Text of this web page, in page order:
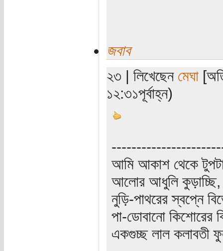
জবাব
২৩ | লিখেছেন মেঘা
১২:৩১পূর্বাহ্ন)
আমি আকাশ থেকে
আলোর আধুলি কুড়াচ্ছি,
নুড়ি-পাথরের স্বপ্নে
পা-ডোবানো কিশোরের
একগুচ্ছ লাল কলাবতী